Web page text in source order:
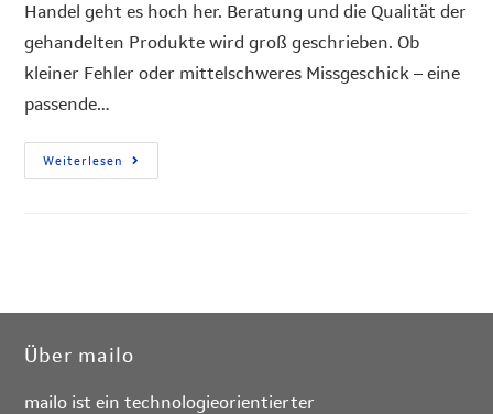
Handel geht es hoch her. Beratung und die Qualität der
gehandelten Produkte wird groß geschrieben. Ob
kleiner Fehler oder mittelschweres Missgeschick – eine
passende…
Weiterlesen
Über mailo
mailo ist ein technologieorientierter